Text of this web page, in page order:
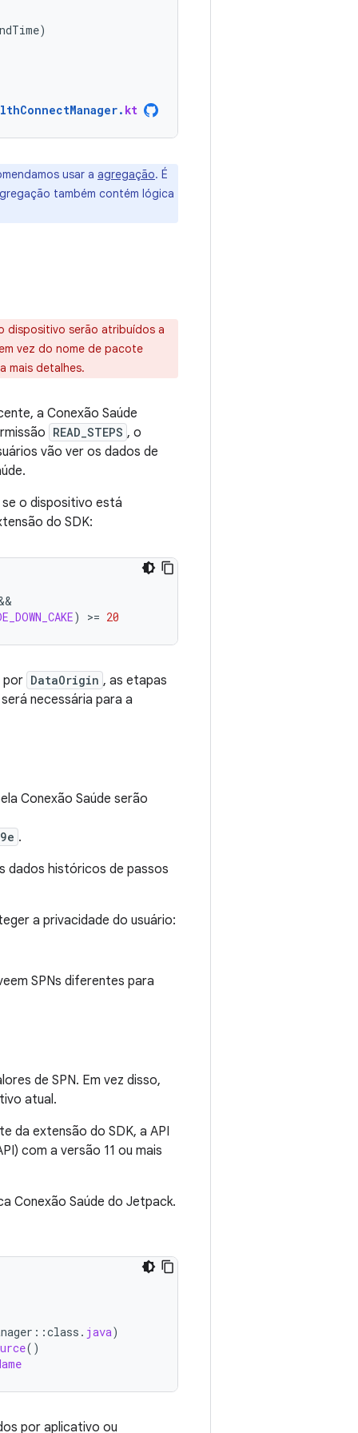
)
. kt
usar a agregação. É
também contém lógica
dispositivo serão atribuídos a
vez do nome de pacote
mais detalhes.
a Conexão Saúde
READ_STEPS , o
vão ver os dados de
o dispositivo está
do SDK:
) >= 20
por DataOrigin , as etapas
necessária para a
Conexão Saúde serão
.
dados históricos de passos
a privacidade do usuário:
SPNs diferentes para
de SPN. Em vez disso,
atual.
da extensão do SDK, a API
com a versão 11 ou mais
Conexão Saúde do Jetpack.
::class . java)
()
por aplicativo ou